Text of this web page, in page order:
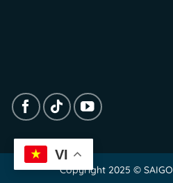
Copyright 2025 ©
VI